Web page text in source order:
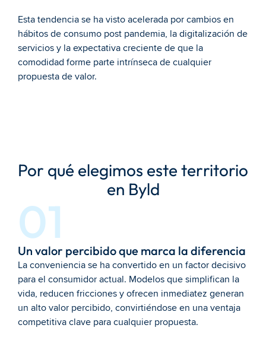
Esta tendencia se ha visto acelerada por cambios en
hábitos de consumo post pandemia, la digitalización de
servicios y la expectativa creciente de que la
comodidad forme parte intrínseca de cualquier
propuesta de valor.
Por qué elegimos este territorio
en Byld
01
Un valor percibido que marca la diferencia
La conveniencia se ha convertido en un factor decisivo
para el consumidor actual. Modelos que simplifican la
vida, reducen fricciones y ofrecen inmediatez generan
un alto valor percibido, convirtiéndose en una ventaja
competitiva clave para cualquier propuesta.